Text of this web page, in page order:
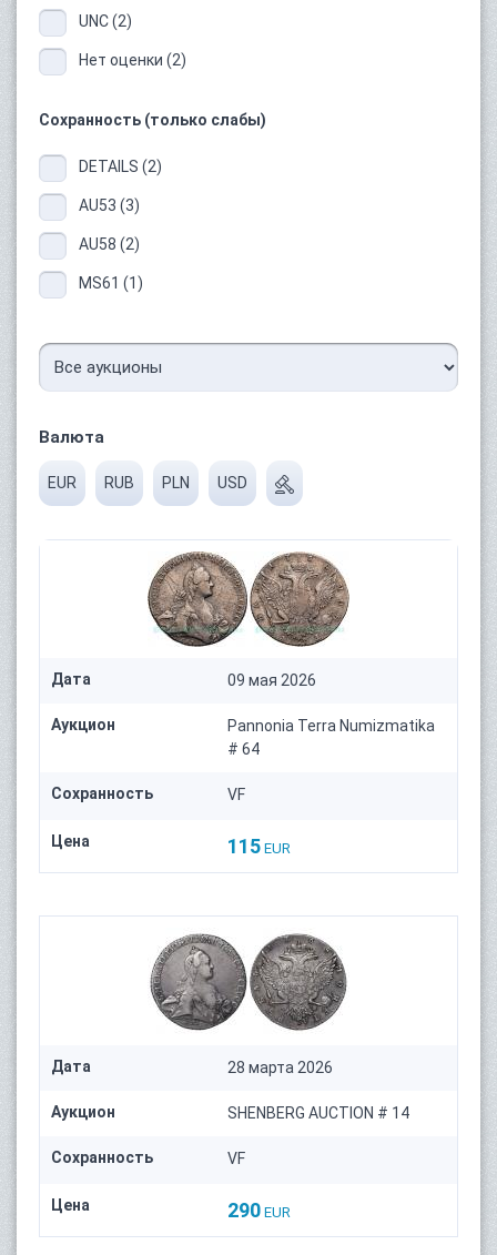
UNC (2)
Нет оценки (2)
Сохранность (только слабы)
DETAILS (2)
AU53 (3)
AU58 (2)
MS61 (1)
Валюта
EUR RUB PLN USD
Дата 09 мая 2026
Аукцион
Pannonia Terra Numizmatika
# 64
Сохранность VF
Цена 115 EUR
Дата 28 марта 2026
Аукцион SHENBERG AUCTION # 14
Сохранность VF
Цена 290 EUR